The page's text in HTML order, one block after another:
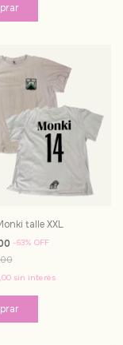
talle XXL
-63% OFF
sin interés